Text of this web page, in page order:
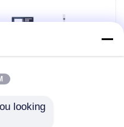
looking